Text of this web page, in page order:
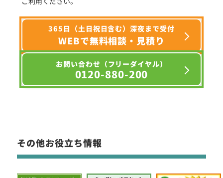
365日（土日祝日含む）深夜まで受付
WEBで無料相談・見積り
お問い合わせ（フリーダイヤル）
0120-880-200
その他お役立ち情報